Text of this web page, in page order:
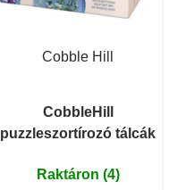
Cobble Hill
CobbleHill
puzzleszortírozó tálcák
Raktáron (4)